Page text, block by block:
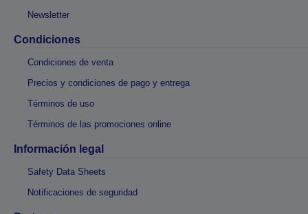
Newsletter
Condiciones
Condiciones de venta
Precios y condiciones de pago y entrega
Términos de uso
Términos de las promociones online
Información legal
Safety Data Sheets
Notificaciones de seguridad